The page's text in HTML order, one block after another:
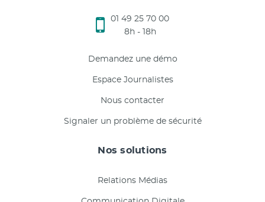
01 49 25 70 00
8h - 18h
Demandez une démo
Espace Journalistes
Nous contacter
Signaler un problème de sécurité
Nos solutions
Relations Médias